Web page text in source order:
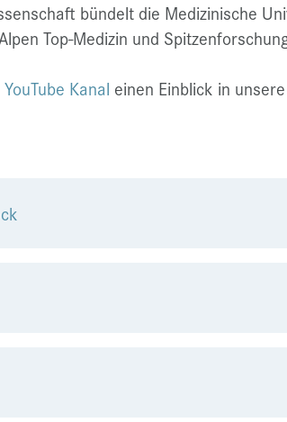
bündelt die Medizinische
Top-Medizin und
YouTube Kanal einen Einblick in